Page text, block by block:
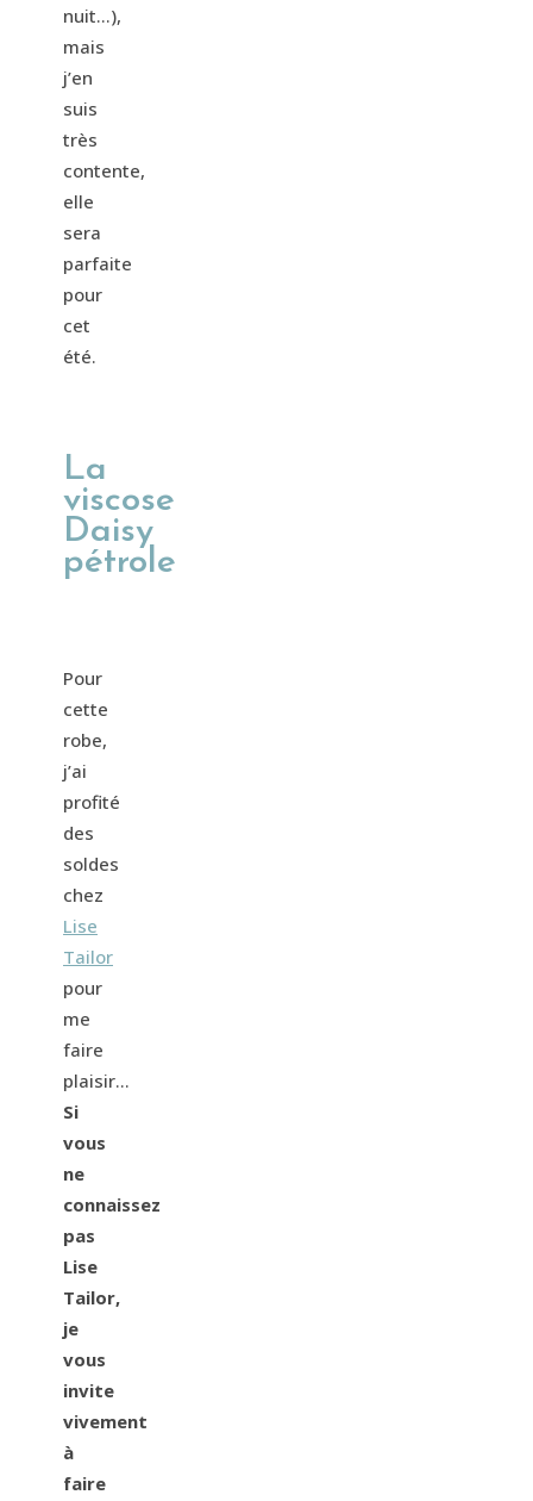
nuit…),
mais
j’en
suis
très
contente,
elle
sera
parfaite
pour
cet
été.
La
viscose
Daisy
pétrole
Pour
cette
robe,
j’ai
profité
des
soldes
chez
Lise
Tailor
pour
me
faire
plaisir…
Si
vous
ne
connaissez
pas
Lise
Tailor,
je
vous
invite
vivement
à
faire